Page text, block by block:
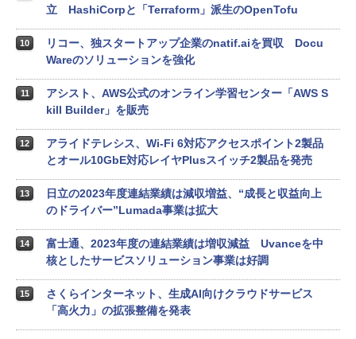
立 HashiCorpと「Terraform」派生のOpenTofu
10
リコー、独スタートアップ企業のnatif.aiを買収 Docu
Wareのソリューションを強化
11
アシスト、AWS公式のオンライン学習センター「AWS S
kill Builder」を販売
12
アライドテレシス、Wi-Fi 6対応アクセスポイント2製品
とオール10GbE対応レイヤPlusスイッチ2製品を発売
13
日立の2023年度連結業績は減収増益、“成長と収益向上
のドライバー”Lumada事業は拡大
14
富士通、2023年度の連結業績は増収減益 Uvanceを中
核としたサービスソリューション事業は好調
15
さくらインターネット、生成AI向けクラウドサービス
「高火力」の拡張整備を発表